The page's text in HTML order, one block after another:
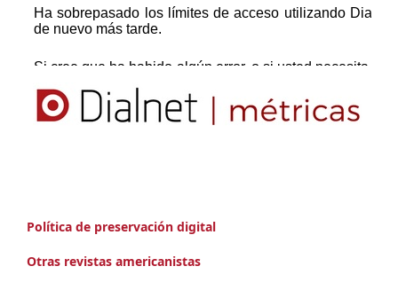
Política de preservación digital
Otras revistas americanistas